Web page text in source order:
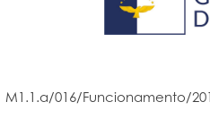
M1.1.a/016/Funcionamento/